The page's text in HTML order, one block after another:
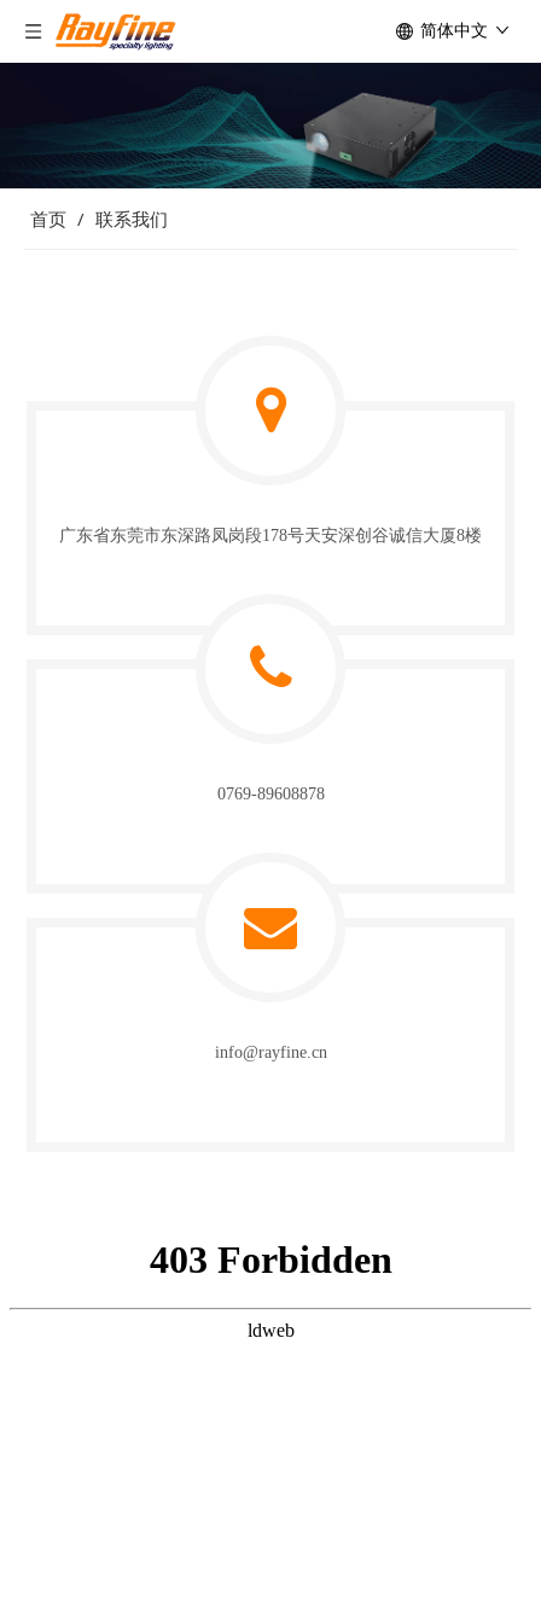
简体中文
首页 / 联系我们
广东省东莞市东深路凤岗段178号天安深创谷诚信大厦8楼
0769-89608878
info@rayfine.cn